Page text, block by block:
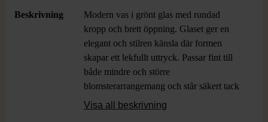
Beskrivning
Modern vas i grönt glas med rundad
kropp och brett öppning. Glaset ger en
elegant och stilren känsla där formen
skapar ett lekfullt uttryck. Passar fint till
både mindre och större
blomsterarrangemang och står säkert tack
vare sin stadiga fot.
Visa all beskrivning